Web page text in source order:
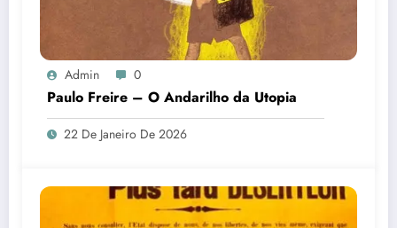
Admin 0
Paulo Freire – O Andarilho da Utopia
22 De Janeiro De 2026